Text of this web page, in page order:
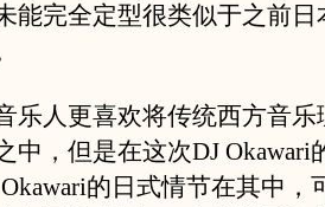
能完全定型很类似于之前日
人更喜欢将传统西方音乐
中，但是在这次DJ Okawari
的日式情节在其中，